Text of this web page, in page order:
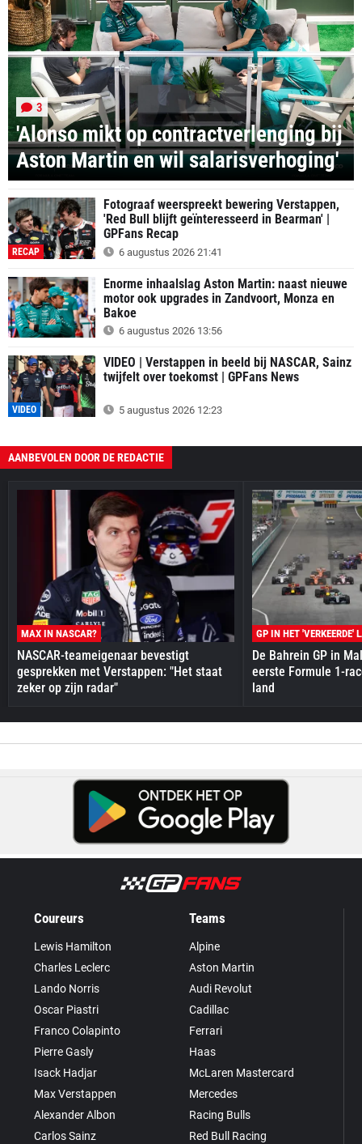
'Alonso mikt op contractverlenging bij
Aston Martin en wil salarisverhoging'
3
RECAP
Fotograaf weerspreekt bewering Verstappen,
'Red Bull blijft geïnteresseerd in Bearman' |
GPFans Recap
6 augustus 2026 21:41
Enorme inhaalslag Aston Martin: naast nieuwe
motor ook upgrades in Zandvoort, Monza en
Bakoe
6 augustus 2026 13:56
VIDEO
VIDEO | Verstappen in beeld bij NASCAR, Sainz
twijfelt over toekomst | GPFans News
5 augustus 2026 12:23
AANBEVOLEN DOOR DE REDACTIE
MAX IN NASCAR?
NASCAR-teameigenaar bevestigt
gesprekken met Verstappen: "Het staat
zeker op zijn radar"
GP IN HET 'VERKEERDE'
De Bahrein GP in
eerste Formule 1-
land
Coureurs
Lewis Hamilton
Charles Leclerc
Lando Norris
Oscar Piastri
Franco Colapinto
Pierre Gasly
Isack Hadjar
Max Verstappen
Alexander Albon
Carlos Sainz
Teams
Alpine
Aston Martin
Audi Revolut
Cadillac
Ferrari
Haas
McLaren Mastercard
Mercedes
Racing Bulls
Red Bull Racing